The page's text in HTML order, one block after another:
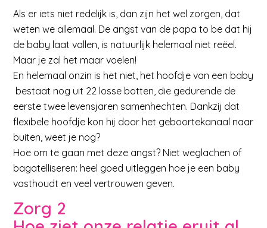
Als er iets niet redelijk is, dan zijn het wel zorgen, dat
weten we allemaal. De angst van de papa to be dat hij
de baby laat vallen, is natuurlijk helemaal niet reëel.
Maar je zal het maar voelen!
En helemaal onzin is het niet, het hoofdje van een baby
bestaat nog uit 22 losse botten, die gedurende de
eerste twee levensjaren samenhechten. Dankzij dat
flexibele hoofdje kon hij door het geboortekanaal naar
buiten, weet je nog?
Hoe om te gaan met deze angst? Niet weglachen of
bagatelliseren: heel goed uitleggen hoe je een baby
vasthoudt en veel vertrouwen geven.
Zorg 2